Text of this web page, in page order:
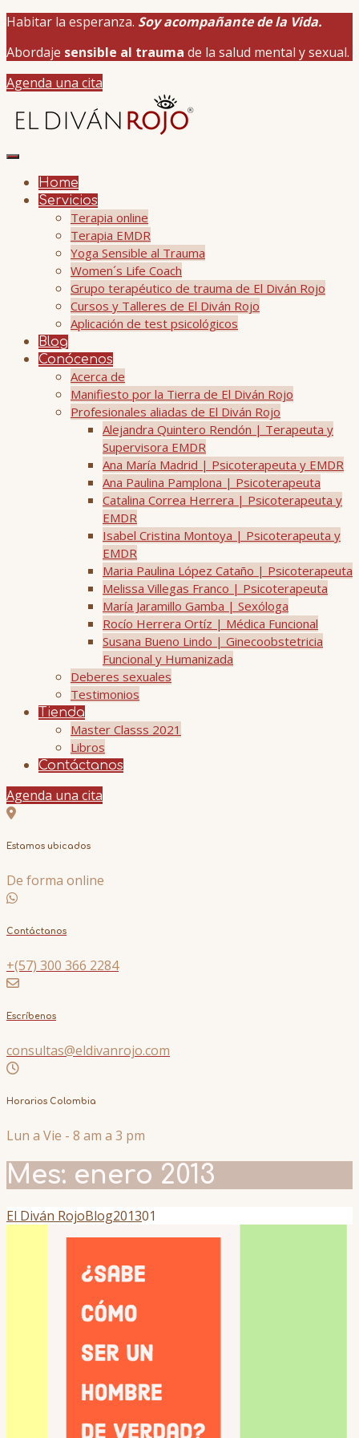
Habitar la esperanza. Soy acompañante de la Vida.
Abordaje sensible al trauma de la salud mental y sexual.
Agenda una cita
Home
Servicios
Terapia online
Terapia EMDR
Yoga Sensible al Trauma
Women´s Life Coach
Grupo terapéutico de trauma de El Diván Rojo
Cursos y Talleres de El Diván Rojo
Aplicación de test psicológicos
Blog
Conócenos
Acerca de
Manifiesto por la Tierra de El Diván Rojo
Profesionales aliadas de El Diván Rojo
Alejandra Quintero Rendón | Terapeuta y
Supervisora EMDR
Ana María Madrid | Psicoterapeuta y EMDR
Ana Paulina Pamplona | Psicoterapeuta
Catalina Correa Herrera | Psicoterapeuta y
EMDR
Isabel Cristina Montoya | Psicoterapeuta y
EMDR
Maria Paulina López Cataño | Psicoterapeuta
Melissa Villegas Franco | Psicoterapeuta
María Jaramillo Gamba | Sexóloga
Rocío Herrera Ortíz | Médica Funcional
Susana Bueno Lindo | Ginecoobstetricia
Funcional y Humanizada
Deberes sexuales
Testimonios
Tienda
Master Classs 2021
Libros
Contáctanos
Agenda una cita
Estamos ubicados
De forma online
Contáctanos
+(57) 300 366 2284
Escríbenos
consultas@eldivanrojo.com
Horarios Colombia
Lun a Vie - 8 am a 3 pm
Mes: enero 2013
El Diván RojoBlog201301